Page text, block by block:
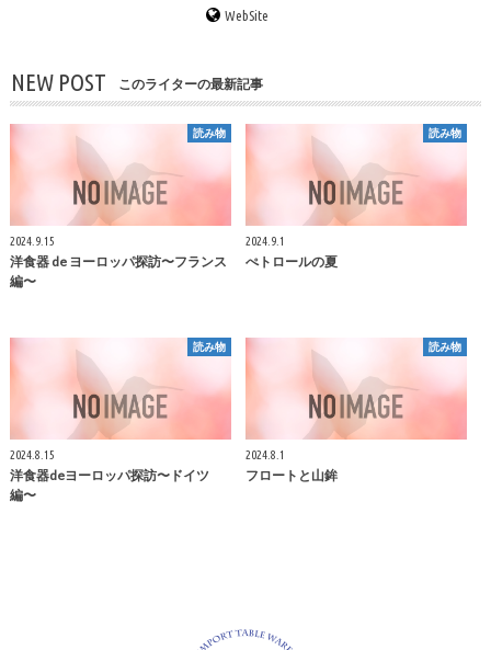
WebSite
NEW POST このライターの最新記事
読み物
2024.9.15
洋食器 de ヨーロッパ探訪〜フランス
編〜
読み物
2024.9.1
ぺトロールの夏
読み物
2024.8.15
洋食器deヨーロッパ探訪〜ドイツ
編〜
読み物
2024.8.1
フロートと山鉾